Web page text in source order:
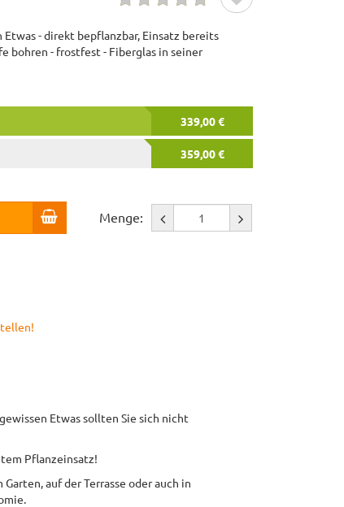
- direkt bepflanzbar, Einsatz bereits
bohren - frostfest - Fiberglas in seiner
339,00 €
359,00 €
Menge:
Etwas sollten Sie sich nicht
Pflanzeinsatz!
auf der Terrasse oder auch in